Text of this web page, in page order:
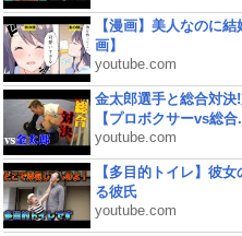
【漫画】美人なのに
画】
youtube.com
金太郎選手と総合対
【プロボクサーvs総合
youtube.com
【多目的トイレ】彼
る彼氏
youtube.com